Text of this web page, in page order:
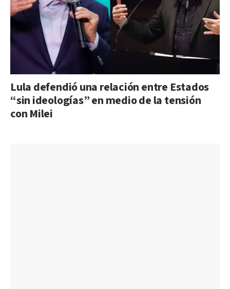
Lula defendió una relación entre Estados
“sin ideologías” en medio de la tensión
con Milei